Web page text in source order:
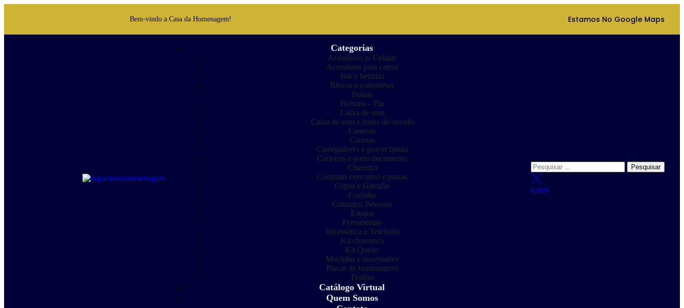
Bem-vindo a Casa da Homenagem! Estamos No Google Maps
Categorias
Acessórios p/ Celular
Acessórios para carros
Bar e bebidas
Blocos e cadernetas
Bolsas
Bottons – Pin
Caixa de som
Caixa de som e fones de ouvido
Canecas
Canetas
Carregadores e power banks
Carteiras e porta documento
Chaveiro
Conjunto executivo e pastas
Copos e Garrafas
Cozinha
Cuidados Pessoais
Estojos
Ferramentas
Informática e Telefonia
Kit churrasco
Kit Queijo
Mochilas e necessaires
Placas de homenagens
Troféus
Catálogo Virtual
Quem Somos
0,00$